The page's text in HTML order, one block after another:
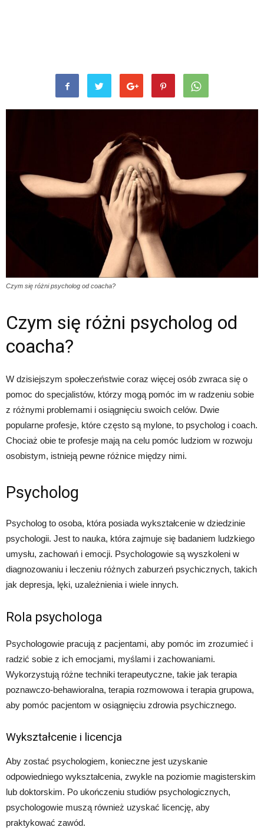
Czym się różni psycholog od coacha?
Czym się różni psycholog od
coacha?
W dzisiejszym społeczeństwie coraz więcej osób zwraca się o
pomoc do specjalistów, którzy mogą pomóc im w radzeniu sobie
z różnymi problemami i osiągnięciu swoich celów. Dwie
popularne profesje, które często są mylone, to psycholog i coach.
Chociaż obie te profesje mają na celu pomóc ludziom w rozwoju
osobistym, istnieją pewne różnice między nimi.
Psycholog
Psycholog to osoba, która posiada wykształcenie w dziedzinie
psychologii. Jest to nauka, która zajmuje się badaniem ludzkiego
umysłu, zachowań i emocji. Psychologowie są wyszkoleni w
diagnozowaniu i leczeniu różnych zaburzeń psychicznych, takich
jak depresja, lęki, uzależnienia i wiele innych.
Rola psychologa
Psychologowie pracują z pacjentami, aby pomóc im zrozumieć i
radzić sobie z ich emocjami, myślami i zachowaniami.
Wykorzystują różne techniki terapeutyczne, takie jak terapia
poznawczo-behawioralna, terapia rozmowowa i terapia grupowa,
aby pomóc pacjentom w osiągnięciu zdrowia psychicznego.
Wykształcenie i licencja
Aby zostać psychologiem, konieczne jest uzyskanie
odpowiedniego wykształcenia, zwykle na poziomie magisterskim
lub doktorskim. Po ukończeniu studiów psychologicznych,
psychologowie muszą również uzyskać licencję, aby
praktykować zawód.